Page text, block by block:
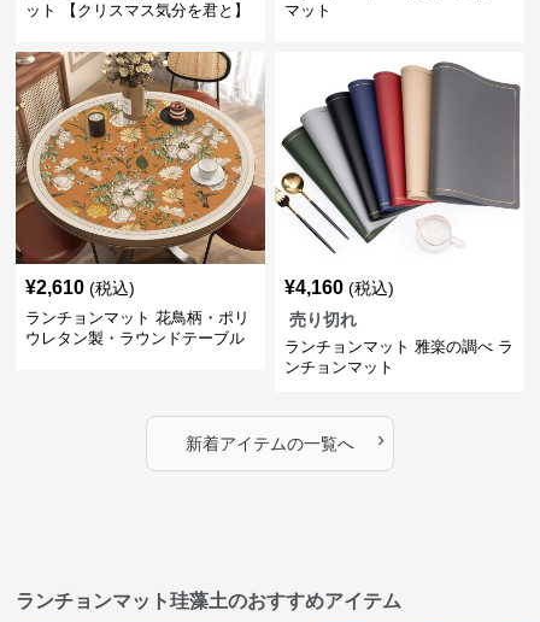
ット 【クリスマス気分を君と】
マット
¥2,610 (税込)
ランチョンマット 花鳥柄・ポリ
ウレタン製・ラウンドテーブル
¥4,160 (税込)
売り切れ
ランチョンマット 雅楽の調べ ラ
ンチョンマット
新着アイテムの一覧へ ›
ランチョンマット珪藻土のおすすめアイテム